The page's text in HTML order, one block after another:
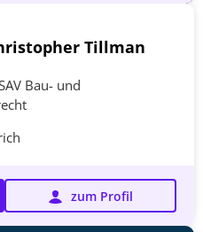
Tillman
Bau- und
zum Profil